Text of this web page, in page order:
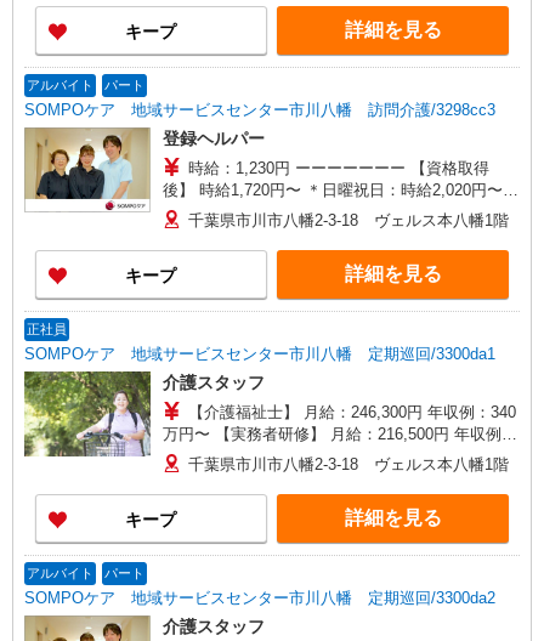
／年収例384万円〜 【実務者研修】月給256,000円
／年収例345万円〜 【初任者研修・無資格】月給
247,200円／年収例334万円〜 ※職務手当、働きが
（月平均5回分）等、毎月平均的に支払われる手当
を含む ※介護福祉士のみ、特別職務手当も含む ◎
残業時は別途時間外手当支給（超過1分〜） ◎賞
与 基本給2.08ヶ月分/年支給
キープ 詳細を見る
アルバイト パート
SOMPOケア 地域サービスセンター市川八幡 訪問介護/3298cc3
登録ヘルパー
時給：1,230円 ーーーーーーー 【資格取得
後】 時給1,720円〜 ＊日曜祝日：時給2,020円〜
ーーーーーーー
千葉県市川市八幡2-3-18 ヴェルス本八幡1階
キープ 詳細を見る
正社員
SOMPOケア 地域サービスセンター市川八幡 定期巡回/3300da1
介護スタッフ
【介護福祉士】 月給：246,300円 年収例：340
万円〜 【実務者研修】 月給：216,500円 年収例：
300万円〜 【初任者研修】 月給：207,700円 年収
例：290万円〜 ※職務手当、働きがい向上手当、
日祝手当（月平均2回分）等、毎月平均的に支払わ
れる手当を含みます。 ※介護福祉士のみ、特別職
務手当も含む ■深夜勤手当別途支給：4,000円/回 ■
（1,000円/日）あり ◎残業時は別途時間外手当支
給（超過1分〜） ◎賞与 基本給2.08ヶ月分/年支
給
千葉県市川市八幡2-3-18 ヴェルス本八幡1階
キープ 詳細を見る
アルバイト パート
SOMPOケア 地域サービスセンター市川八幡 定期巡回/3300da2
介護スタッフ